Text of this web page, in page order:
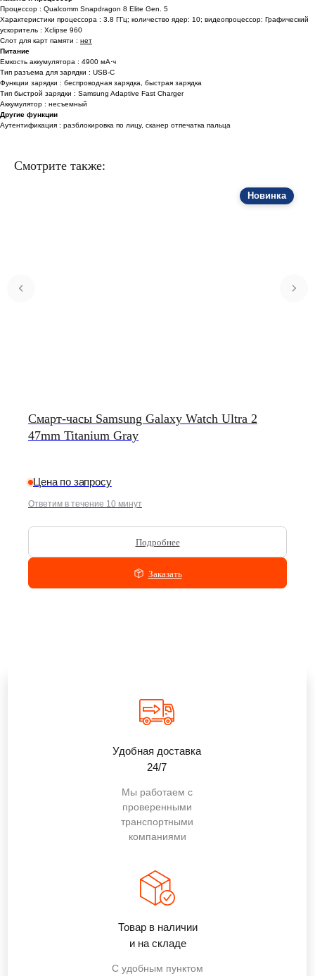
Процессор : Qualcomm Snapdragon 8 Elite Gen. 5
Характеристики процессора : 3.8 ГГц; количество ядер: 10; видеопроцессор: Графический
ускоритель : Xclipse 960
Слот для карт памяти : нет
Питание
Емкость аккумулятора : 4900 мА⋅ч
Тип разъема для зарядки : USB-C
Функции зарядки : беспроводная зарядка, быстрая зарядка
Тип быстрой зарядки : Samsung Adaptive Fast Charger
Аккумулятор : несъемный
Другие функции
Аутентификация : разблокировка по лицу, сканер отпечатка пальца
Смотрите также:
Смарт-часы Samsung Galaxy Watch Ultra 2
47mm Titanium Gray
Цена по запросу
Ответим в течение 10 минут
Подробнее
Заказать
Новинка
Удобная доставка
24/7
Товар в наличии
и на складе
Мы работаем с
проверенными
транспортными
компаниями
С удобным пунктом